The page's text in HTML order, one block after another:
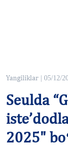
Yangiliklar | 05/12/
Seulda
2025"